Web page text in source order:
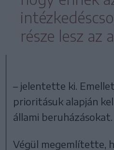
része lesz az
– jelentette ki.
prioritásuk alapján
állami beruházásokat.
Végül megemlítette,